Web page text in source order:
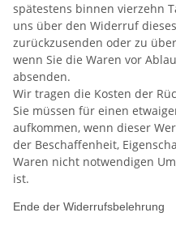
spätestens binnen vierzehn
uns über den Widerruf
zurückzusenden oder zu
wenn Sie die Waren vor
absenden.
Wir tragen die Kosten der
Sie müssen für einen
aufkommen, wenn dieser
der Beschaffenheit,
Waren nicht notwendigen
ist.
Ende der Widerrufsbelehrung